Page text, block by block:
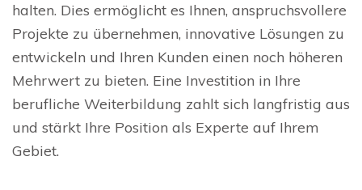
halten. Dies ermöglicht es Ihnen, anspruchsvollere
Projekte zu übernehmen, innovative Lösungen zu
entwickeln und Ihren Kunden einen noch höheren
Mehrwert zu bieten. Eine Investition in Ihre
berufliche Weiterbildung zahlt sich langfristig aus
und stärkt Ihre Position als Experte auf Ihrem
Gebiet.